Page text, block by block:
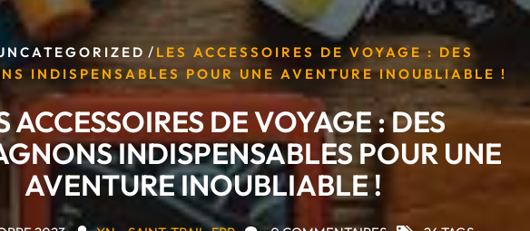
/ LES ACCESSOIRES DE VOYAGE : DES
INDISPENSABLES POUR UNE AVENTURE INOUBLIABLE !
ACCESSOIRES DE VOYAGE : DES
INDISPENSABLES POUR UNE
AVENTURE INOUBLIABLE !